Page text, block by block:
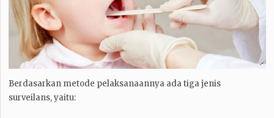
Berdasarkan metode pelaksanaannya ada tiga jenis
surveilans, yaitu: